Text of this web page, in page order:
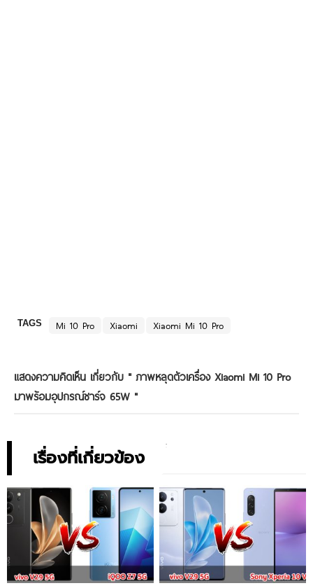
TAGS Mi 10 Pro Xiaomi Xiaomi Mi 10 Pro
แสดงความคิดเห็น เกี่ยวกับ " ภาพหลุดตัวเครื่อง Xiaomi Mi 10 Pro
มาพร้อมอุปกรณ์ชาร์จ 65W "
เรื่องที่เกี่ยวข้อง